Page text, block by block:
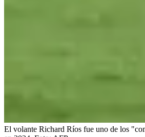
El volante Richard Ríos fue uno de los